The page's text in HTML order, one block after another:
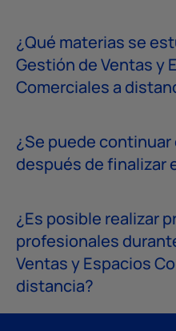
¿Qué materias se
Gestión de Ventas y
Comerciales a
¿Se puede
después de finalizar
¿Es posible realizar
profesionales
Ventas y Espacios
distancia?